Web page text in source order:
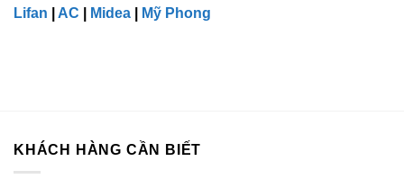
Lifan
AC Midea Mỹ Phong
KHÁCH HÀNG CẦN BIẾT